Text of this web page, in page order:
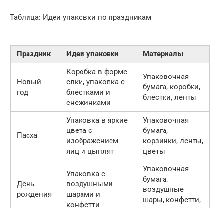
Таблица: Идеи упаковки по праздникам
Праздник Идеи упаковки Материалы
Новый
год
Коробка в форме
елки, упаковка с
блестками и
снежинками
Упаковочная
бумага, коробки,
блестки, ленты
Пасха
Упаковка в яркие
цвета с
изображением
яиц и цыплят
Упаковочная
бумага,
корзинки, ленты,
цветы
День
рождения
Упаковка с
воздушными
шарами и
конфетти
Упаковочная
бумага,
воздушные
шары, конфетти,